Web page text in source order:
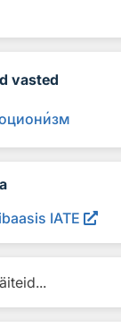
vasted
изм
IATE